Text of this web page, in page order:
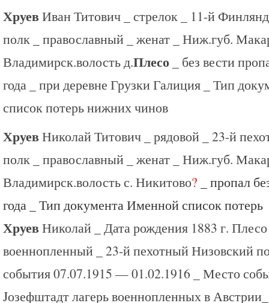
ХруевИван Титович _ стрелок _ 11-й
полк _ православный _ женат _ Ниж.губ.
Владимирск.волость д.Плесо _ без вести
года _ при деревне Грузки Галиция _ Тип
список потерь нижних чинов
ХруевНиколай Титович _ рядовой _ 23-й
полк _ православный _ женат _ Ниж.губ.
Владимирск.волость с. Никитово? _ пропал
года _ Тип документа Именной список потерь
ХруевНиколай _ Дата рождения 1883 г.
военнопленный _ 23-й пехотный Низовский
события 07.07.1915 — 01.02.1916 _ Место
Jозефштадт лагерь военнопленных в